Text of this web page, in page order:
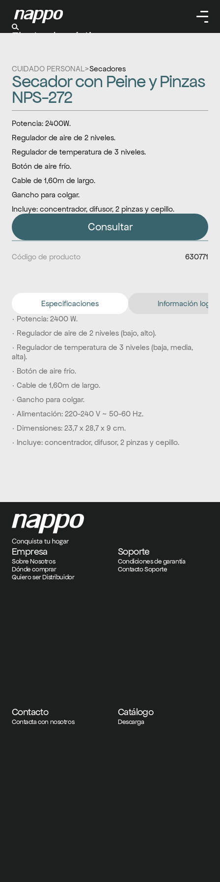
CUIDADO PERSONAL>Secadores
Secador con Peine y Pinzas
NPS-272
Potencia: 2400W.
Regulador de aire de 2 niveles.
Regulador de temperatura de 3 niveles.
Botón de aire frío.
Cable de 1,60m de largo.
Gancho para colgar.
Incluye: concentrador, difusor, 2 pinzas y cepillo.
Consultar
Código de producto 630771
Especificaciones
Información
· Potencia: 2400 W.
· Regulador de aire de 2 niveles (bajo, alto).
· Regulador de temperatura de 3 niveles (baja, media,
alta).
· Botón de aire frío.
· Cable de 1,60m de largo.
· Gancho para colgar.
· Alimentación: 220-240 V ~ 50-60 Hz.
· Dimensiones: 23,7 x 28,7 x 9 cm.
· Incluye: concentrador, difusor, 2 pinzas y cepillo.
Empresa
Sobre Nosotros
Dónde comprar
Quiero ser Distribuidor
Soporte
Condiciones de garantía
Contacto Soporte
Contacto
Contacta con nosotros
Catálogo
Descarga
Electrodomésticos
Limpieza
Herramientas
Climatizaación